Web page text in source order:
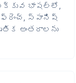
ఎక్కువ భాషల్లో,
స్పానిష్
అంతరాలను